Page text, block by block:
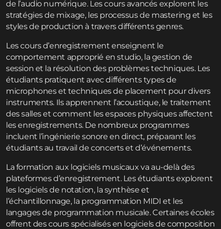
de l’audio numérique. Les cours avancés explorent les
stratégies de mixage, les processus de mastering et les
styles de production à travers différents genres.
Les cours d’enregistrement enseignent le
comportement approprié en studio, la gestion de
session et la résolution des problèmes techniques. Les
étudiants pratiquent avec différents types de
microphones et techniques de placement pour divers
instruments. Ils apprennent l’acoustique, le traitement
des salles et comment les espaces physiques affectent
les enregistrements. De nombreux programmes
incluent l’ingénierie sonore en direct, préparant les
étudiants au travail de concerts et d’événements.
La formation aux logiciels musicaux va au-delà des
plateformes d’enregistrement. Les étudiants explorent
les logiciels de notation, la synthèse et
l’échantillonnage, la programmation MIDI et les
langages de programmation musicale. Certaines écoles
offrent des cours spécialisés en logiciels de composition